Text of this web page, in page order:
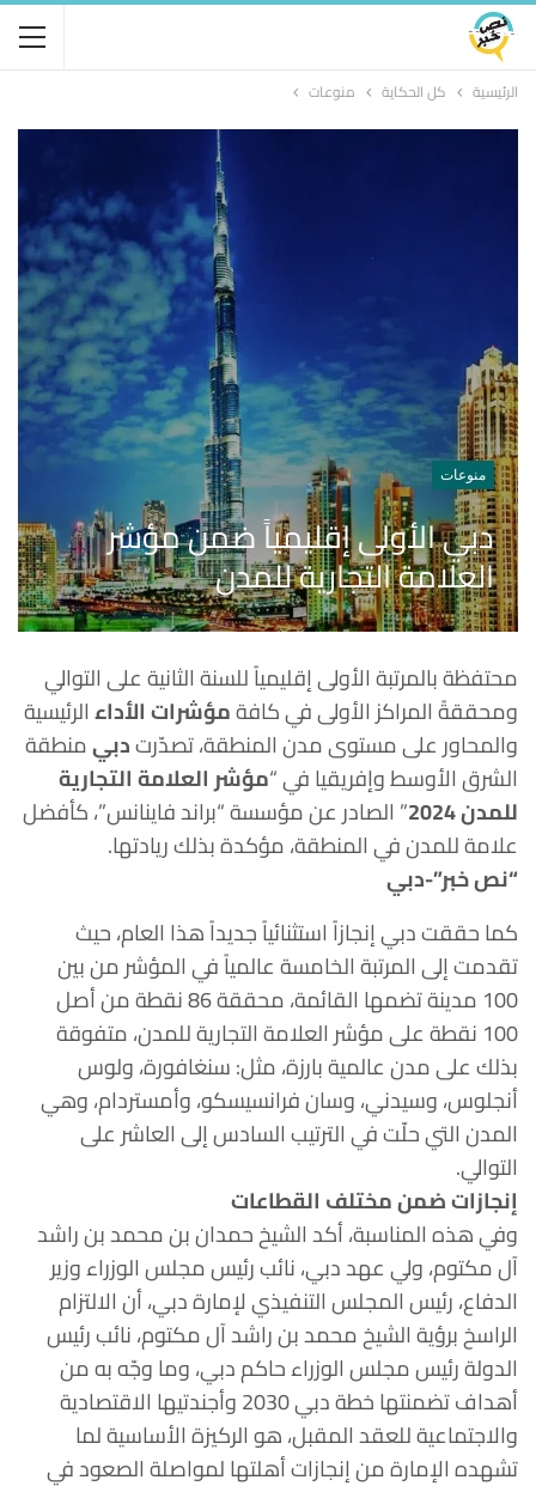
الرئيسية كل الحكاية منوعات
منوعات
دبي الأولى إقليمياً ضمن مؤشر
العلامة التجارية للمدن
محتفظة بالمرتبة الأولى إقليمياً للسنة الثانية على التوالي
ومحققةً المراكز الأولى في كافةمؤشرات الأداءالرئيسية
والمحاور على مستوى مدن المنطقة، تصدّرتدبيمنطقة
الشرق الأوسط وإفريقيا في “مؤشر العلامة التجارية
للمدن 2024
” الصادر عن مؤسسة “براند فاينانس”، كأفضل
علامة للمدن في المنطقة، مؤكدة بذلك ريادتها.
“نص خبر”-دبي
كما حققت دبي إنجازاً استثنائياً جديداً هذا العام، حيث
تقدمت إلى المرتبة الخامسة عالمياً في المؤشر من بين
100 مدينة تضمها القائمة، محققة 86 نقطة من أصل
100 نقطة على مؤشر العلامة التجارية للمدن، متفوقة
بذلك على مدن عالمية بارزة، مثل: سنغافورة، ولوس
أنجلوس، وسيدني، وسان فرانسيسكو، وأمستردام، وهي
المدن التي حلّت في الترتيب السادس إلى العاشر على
التوالي.
إنجازات ضمن مختلف القطاعات
وفي هذه المناسبة، أكد الشيخ حمدان بن محمد بن راشد
آل مكتوم، ولي عهد دبي، نائب رئيس مجلس الوزراء وزير
الدفاع، رئيس المجلس التنفيذي لإمارة دبي، أن الالتزام
الراسخ برؤية الشيخ محمد بن راشد آل مكتوم، نائب رئيس
الدولة رئيس مجلس الوزراء حاكم دبي، وما وجّه به من
أهداف تضمنتها خطة دبي 2030 وأجندتيها الاقتصادية
والاجتماعية للعقد المقبل، هو الركيزة الأساسية لما
تشهده الإمارة من إنجازات أهلتها لمواصلة الصعود في